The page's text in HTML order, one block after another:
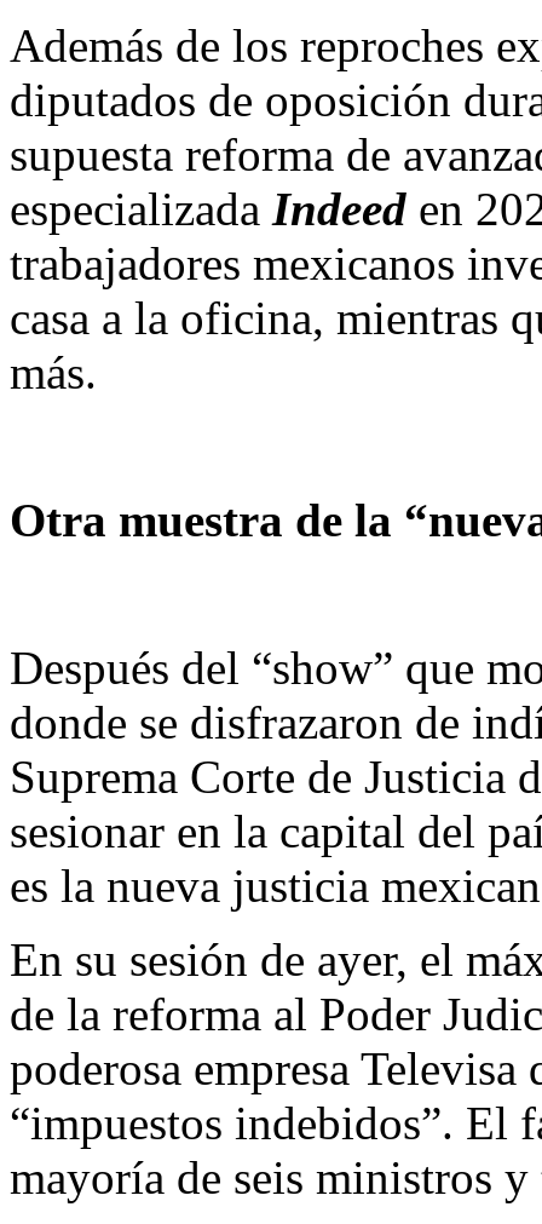
Además de los reproches
diputados de oposición
supuesta reforma de
especializada Indeed en
trabajadores mexicanos
casa a la oficina, mientras
más.
Otra muestra de la
Después del “show” que
donde se disfrazaron de
Suprema Corte de Justicia
sesionar en la capital del
es la nueva justicia
En su sesión de ayer, el
de la reforma al Poder
poderosa empresa Televisa
“impuestos indebidos”. El
mayoría de seis ministros y